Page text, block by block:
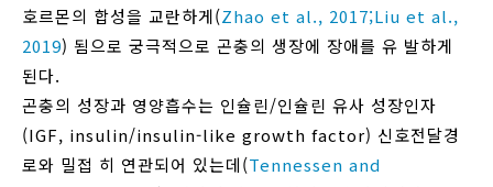
호르몬의 합성을 교란하게(Zhao et al., 2017;Liu et al.,
2019) 됨으로 궁극적으로 곤충의 생장에 장애를 유 발하게
된다.
곤충의 성장과 영양흡수는 인슐린/인슐린 유사 성장인자
(IGF, insulin/insulin-like growth factor) 신호전달경
로와 밀접 히 연관되어 있는데(Tennessen and